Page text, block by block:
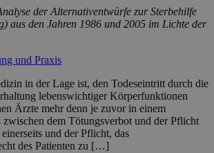
der Alternativentwürfe zur Sterbehilfe
aus den Jahren 1986 und 2005 im Lichte der
und Praxis
in der Lage ist, den Todeseintritt durch die
lebenswichtiger Körperfunktionen
Ärzte mehr denn je zuvor in einem
zwischen dem Tötungsverbot und der Pflicht
und der Pflicht, das
des Patienten zu […]